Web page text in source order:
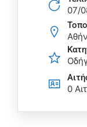
07/
0